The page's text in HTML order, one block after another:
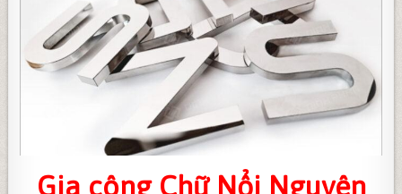
Gia công Chữ Nổi Nguyên